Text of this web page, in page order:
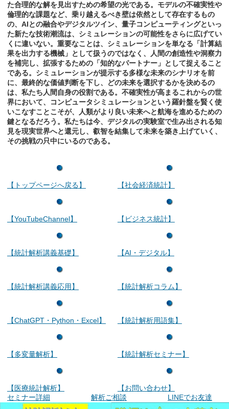
た合理的な解を見出すための希望の光である。モデルの不確実性や
倫理的な課題など、乗り越えるべき壁は依然として存在するもの
の、AIとの融合やデジタルツイン、量子コンピューティングといっ
た新たな技術潮流は、シミュレーションの可能性をさらに広げてい
くに違いない。重要なことは、シミュレーションを単なる「計算結
果を出力する機械」として扱うのではなく、人間の創造性や洞察力
を補完し、拡張するための「知的なパートナー」として捉えること
である。シミュレーションが提示する多様な未来のシナリオを前
に、最終的な価値判断を下し、どの未来を選択するかを決めるの
は、私たち人間自身の役割である。不確実性が高まるこれからの世
界において、コンピュータシミュレーションという羅針盤を賢く使
いこなすことこそが、人類がより良い未来へと航海を進めるための
鍵となるだろう。私たちは今、デジタルの実験室で生み出される知
見を現実世界へと還元し、叡智を結集して未来を築き上げていく、
その挑戦の只中にいるのである。
【トップページへ戻る】
【YouTubeChannel】
【統計解析講義基礎】
【統計解析講義応用】
【ChatGPT・Python・Excel】
【多変量解析】
【医療統計解析】
【社会経済統計】
【ビジネス統計】
【AI・デジタル】
【統計解析コラム】
【統計解析用語集】
【統計解析セミナー】
【お問い合わせ】
セミナー詳細
解析ご相談 LINEでお友達